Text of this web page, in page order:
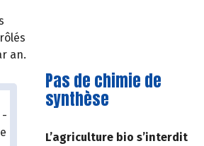
an.
Pas de chimie de
synthèse
L’agriculture bio s’interdit